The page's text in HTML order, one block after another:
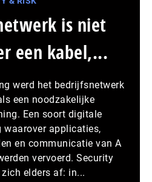
is niet
een kabel,...
werd het bedrijfsnetwerk
een noodzakelijke
Een soort digitale
waarover applicaties,
en communicatie van A
vervoerd. Security
elders af: in...